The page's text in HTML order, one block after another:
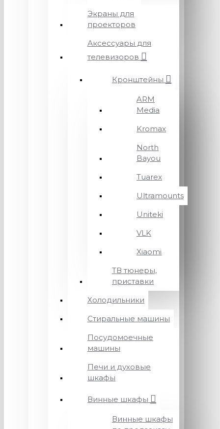
Экраны для
проекторов
Аксессуары для
телевизоров
Кронштейны
ARM
Media
Kromax
North
Bayou
Tuarex
Ultramounts
Uniteki
VLK
Xiaomi
ТВ тюнеры,
приставки
Холодильники
Стиральные машины
Посудомоечные
машины
Печи и духовые
шкафы
Винные шкафы
Винные шкафы